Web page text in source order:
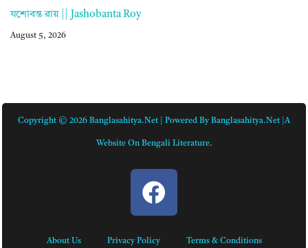
যশোবন্ত রায় || Jashobanta Roy
August 5, 2026
Copyright © 2026 Banglasahitya.net | Powered By Banglasahitya.net |A
Website On Bengali Literature.
About Us Privacy Policy Terms & Conditions